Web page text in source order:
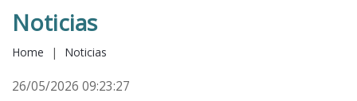
Noticias
Home | Noticias
26/05/2026 09:23:27